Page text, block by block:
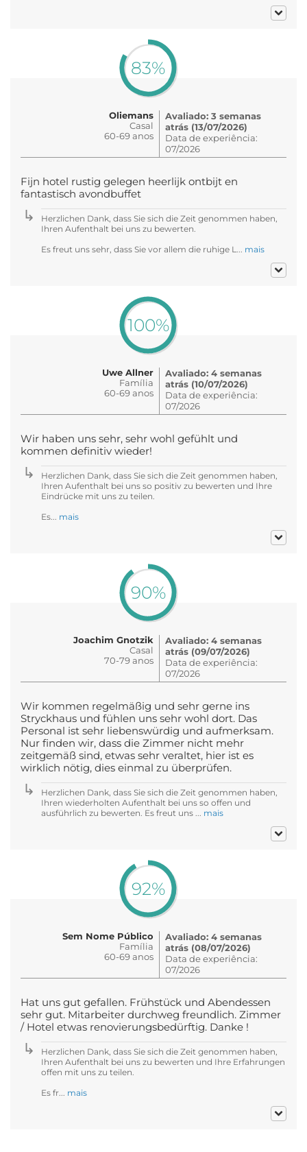
83%
Oliemans
Casal
60-69 anos
Avaliado: 3 semanas
atrás (13/07/2026)
Data de experiência:
07/2026
Fijn hotel rustig gelegen heerlijk ontbijt en
fantastisch avondbuffet
Herzlichen Dank, dass Sie sich die Zeit genommen haben,
Ihren Aufenthalt bei uns zu bewerten.
Es freut uns sehr, dass Sie vor allem die ruhige L... mais
100%
Uwe Allner
Família
60-69 anos
Avaliado: 4 semanas
atrás (10/07/2026)
Data de experiência:
07/2026
Wir haben uns sehr, sehr wohl gefühlt und
kommen definitiv wieder!
Herzlichen Dank, dass Sie sich die Zeit genommen haben,
Ihren Aufenthalt bei uns so positiv zu bewerten und Ihre
Eindrücke mit uns zu teilen.
Es... mais
90%
Joachim Gnotzik
Casal
70-79 anos
Avaliado: 4 semanas
atrás (09/07/2026)
Data de experiência:
07/2026
Wir kommen regelmäßig und sehr gerne ins
Stryckhaus und fühlen uns sehr wohl dort. Das
Personal ist sehr liebenswürdig und aufmerksam.
Nur finden wir, dass die Zimmer nicht mehr
zeitgemäß sind, etwas sehr veraltet, hier ist es
wirklich nötig, dies einmal zu überprüfen.
Herzlichen Dank, dass Sie sich die Zeit genommen haben,
Ihren wiederholten Aufenthalt bei uns so offen und
ausführlich zu bewerten. Es freut uns ... mais
92%
Sem Nome Público
Família
60-69 anos
Avaliado: 4 semanas
atrás (08/07/2026)
Data de experiência:
07/2026
Hat uns gut gefallen. Frühstück und Abendessen
sehr gut. Mitarbeiter durchweg freundlich. Zimmer
/ Hotel etwas renovierungsbedürftig. Danke !
Herzlichen Dank, dass Sie sich die Zeit genommen haben,
Ihren Aufenthalt bei uns zu bewerten und Ihre Erfahrungen
offen mit uns zu teilen.
Es fr... mais